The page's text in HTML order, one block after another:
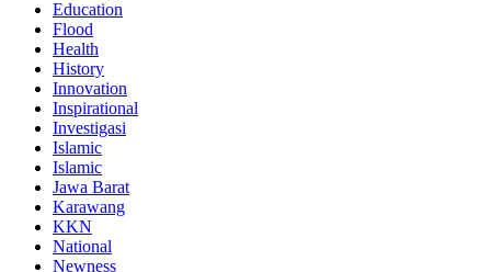
Education
Flood
Health
History
Innovation
Inspirational
Investigasi
Islamic
Islamic
Jawa Barat
Karawang
KKN
National
Newness